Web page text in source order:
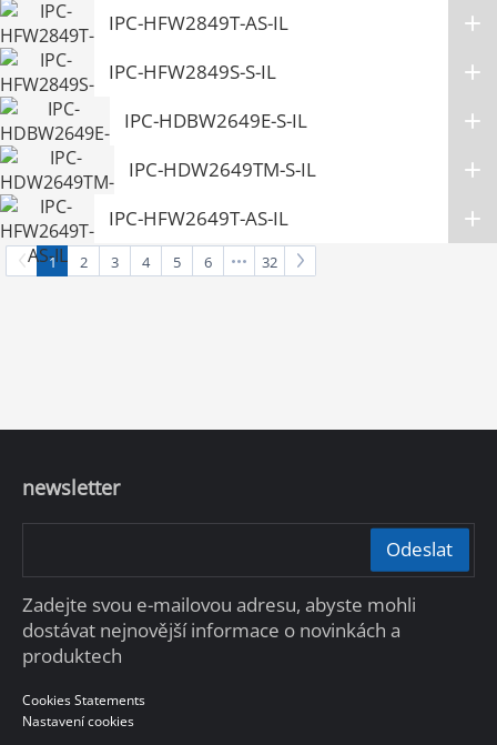
IPC-HFW2849T-AS-IL
IPC-HFW2849S-S-IL
IPC-HDBW2649E-S-IL
IPC-HDW2649TM-S-IL
IPC-HFW2649T-AS-IL
1 2 3 4 5 6 32
newsletter
Odeslat
Zadejte svou e-mailovou adresu, abyste mohli
dostávat nejnovější informace o novinkách a
produktech
Cookies Statements
Nastavení cookies